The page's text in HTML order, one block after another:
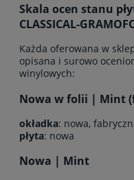
Skala ocen stanu
CLASSICAL-
Każda oferowana w
opisana i surowo
winylowych:
Nowa w folii | Mint
okładka: nowa,
płyta: nowa
Nowa | Mint